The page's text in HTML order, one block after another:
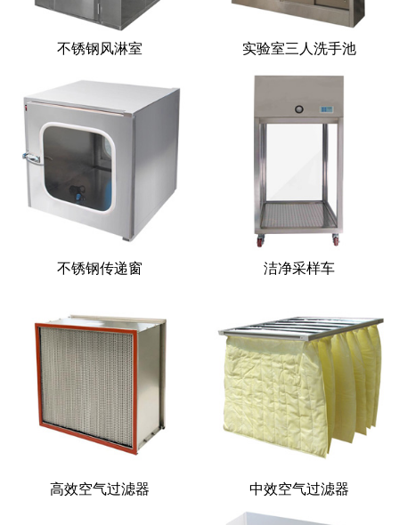
不锈钢风淋室 实验室三人洗手池
不锈钢传递窗 洁净采样车
高效空气过滤器 中效空气过滤器